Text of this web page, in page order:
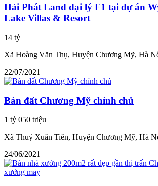
Hải Phát Land đại lý F1 tại dự án
Lake Villas & Resort
14 tỷ
Xã Hoàng Văn Thụ, Huyện Chương Mỹ, Hà
22/07/2021
Bán đất Chương Mỹ chính chủ
1 tỷ 050 triệu
Xã Thuỷ Xuân Tiên, Huyện Chương Mỹ, Hà
24/06/2021